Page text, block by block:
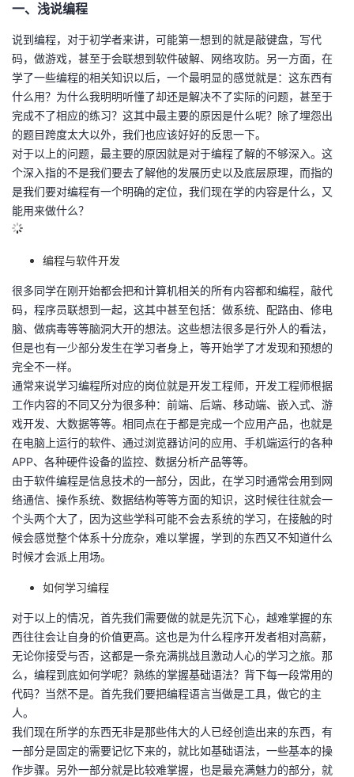
一、浅说编程
说到编程，对于初学者来讲，可能第一想到的就是敲键盘，写代
码，做游戏，甚至于会联想到软件破解、网络攻防。另一方面，在
学了一些编程的相关知识以后，一个最明显的感觉就是：这东西有
什么用？为什么我明明听懂了却还是解决不了实际的问题，甚至于
完成不了相应的练习？这其中最主要的原因是什么呢？除了埋怨出
的题目跨度太大以外，我们也应该好好的反思一下。
对于以上的问题，最主要的原因就是对于编程了解的不够深入。这
个深入指的不是我们要去了解他的发展历史以及底层原理，而指的
是我们要对编程有一个明确的定位，我们现在学的内容是什么，又
能用来做什么？
编程与软件开发
很多同学在刚开始都会把和计算机相关的所有内容都和编程，敲代
码，程序员联想到一起，这其中甚至包括：做系统、配路由、修电
脑、做病毒等等脑洞大开的想法。这些想法很多是行外人的看法，
但是也有一少部分发生在学习者身上，等开始学了才发现和预想的
完全不一样。
通常来说学习编程所对应的岗位就是开发工程师，开发工程师根据
工作内容的不同又分为很多种：前端、后端、移动端、嵌入式、游
戏开发、大数据等等。相同点在于都是完成一个应用产品，也就是
在电脑上运行的软件、通过浏览器访问的应用、手机端运行的各种
APP、各种硬件设备的监控、数据分析产品等等。
由于软件编程是信息技术的一部分，因此，在学习时通常会用到网
络通信、操作系统、数据结构等等方面的知识，这时候往往就会一
个头两个大了，因为这些学科可能不会去系统的学习，在接触的时
候会感觉整个体系十分庞杂，难以掌握，学到的东西又不知道什么
时候才会派上用场。
如何学习编程
对于以上的情况，首先我们需要做的就是先沉下心，越难掌握的东
西往往会让自身的价值更高。这也是为什么程序开发者相对高薪，
无论你接受与否，这都是一条充满挑战且激动人心的学习之旅。那
么，编程到底如何学呢？熟练的掌握基础语法？背下每一段常用的
代码？当然不是。首先我们要把编程语言当做是工具，做它的主
人。
我们现在所学的东西无非是那些伟大的人已经创造出来的东西，有
一部分是固定的需要记忆下来的，就比如基础语法，一些基本的操
作步骤。另外一部分就是比较难掌握，也是最充满魅力的部分，就